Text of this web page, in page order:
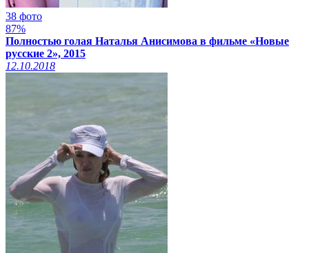
38 фото
87%
Полностью голая Наталья Анисимова в фильме «Новые
русские 2», 2015
12.10.2018